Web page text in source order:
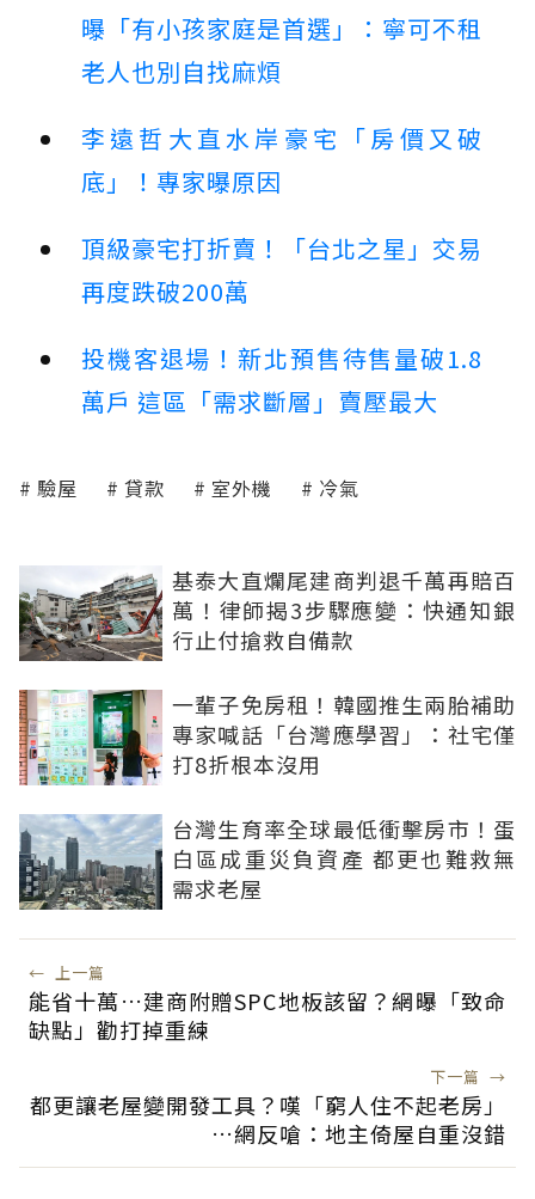
曝「有小孩家庭是首選」：寧可不租
老人也別自找麻煩
李遠哲大直水岸豪宅「房價又破
底」！專家曝原因
頂級豪宅打折賣！「台北之星」交易
再度跌破200萬
投機客退場！新北預售待售量破1.8
萬戶 這區「需求斷層」賣壓最大
驗屋 貸款 室外機 冷氣
基泰大直爛尾建商判退千萬再賠百
萬！律師揭3步驟應變：快通知銀
行止付搶救自備款
一輩子免房租！韓國推生兩胎補助
專家喊話「台灣應學習」：社宅僅
打8折根本沒用
台灣生育率全球最低衝擊房市！蛋
白區成重災負資產 都更也難救無
需求老屋
← 上一篇
能省十萬…建商附贈SPC地板該留？網曝「致命
缺點」勸打掉重練
下一篇 →
都更讓老屋變開發工具？嘆「窮人住不起老房」
…網反嗆：地主倚屋自重沒錯